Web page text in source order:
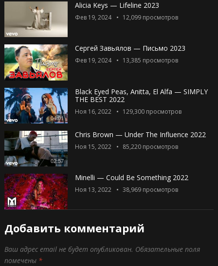
Alicia Keys — Lifeline 2023
Фев 19, 2024 12,099просмотров
Сергей Завьялов — Письмо 2023
Фев 19, 2024 13,385 просмотров
04:01
Black Eyed Peas, Anitta, El Alfa — SIMPLY
THE BEST 2022
Ноя 16, 2022 129,300просмотров
02:57
Chris Brown — Under The Influence 2022
Ноя 15, 2022 85,220просмотров
Minelli — Could Be Something 2022
Ноя 13, 2022 38,969просмотров
Добавить комментарий
Ваш адрес email не будет опубликован. Обязательные поля
помечены *